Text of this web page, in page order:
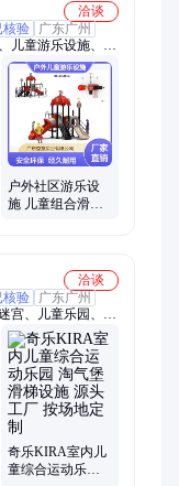
洽谈
核验
广东广州
儿童游乐设施、户
不锈钢滑梯、小区
型滑梯、定制游乐
游乐设施、非标儿
户外社区游乐设
施 儿童组合滑梯
洽谈
核验
广东广州
宫、儿童乐园、攀
乐园设施、游乐钻
备、儿童挑战设
星球主题乐园
奇乐KIRA室内儿
童综合运动乐园